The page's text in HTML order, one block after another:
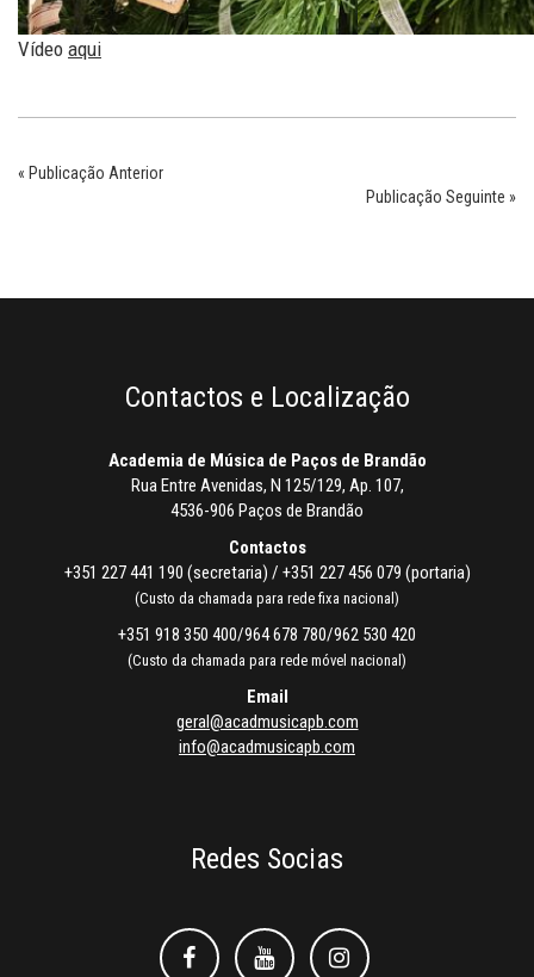
Vídeo aqui
« Publicação Anterior
Publicação Seguinte »
Contactos e Localização
Academia de Música de Paços de Brandão
Rua Entre Avenidas, N 125/129, Ap. 107,
4536-906 Paços de Brandão
Contactos
+351 227 441 190 (secretaria) / +351 227 456 079 (portaria)
(Custo da chamada para rede fixa nacional)
+351 918 350 400/964 678 780/962 530 420
(Custo da chamada para rede móvel nacional)
Email
geral@acadmusicapb.com
info@acadmusicapb.com
Redes Socias
FacebookFacebookInstagram